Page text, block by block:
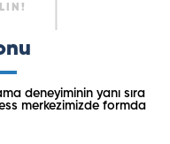
deneyiminin yanı sıra
merkezimizde formda